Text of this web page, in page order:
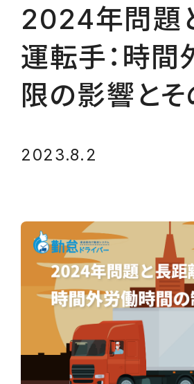
2024年問題
運転手：時
限の影響と
2023.8.2